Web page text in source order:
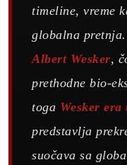
timeline, vreme
globalna
Albert Wesker,
prethodne bio-
toga Wesker
predstavlja
suočava sa